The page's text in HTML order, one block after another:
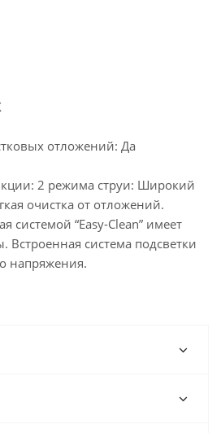
отложений: Да
2 режима струи: Широкий
очистка от отложений.
системой “Easy-Clean” имеет
система подсветки
напряжения.